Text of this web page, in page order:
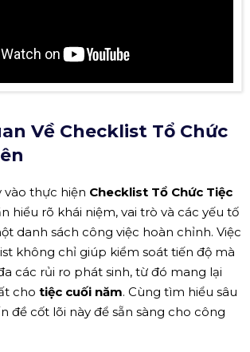
Về Checklist Tổ Chức
vào thực hiện Checklist Tổ Chức Tiệc
hiểu rõ khái niệm, vai trò và các yếu tố
danh sách công việc hoàn chỉnh. Việc
không chỉ giúp kiểm soát tiến độ mà
các rủi ro phát sinh, từ đó mang lại
cho tiệc cuối năm. Cùng tìm hiểu sâu
đề cốt lõi này để sẵn sàng cho công